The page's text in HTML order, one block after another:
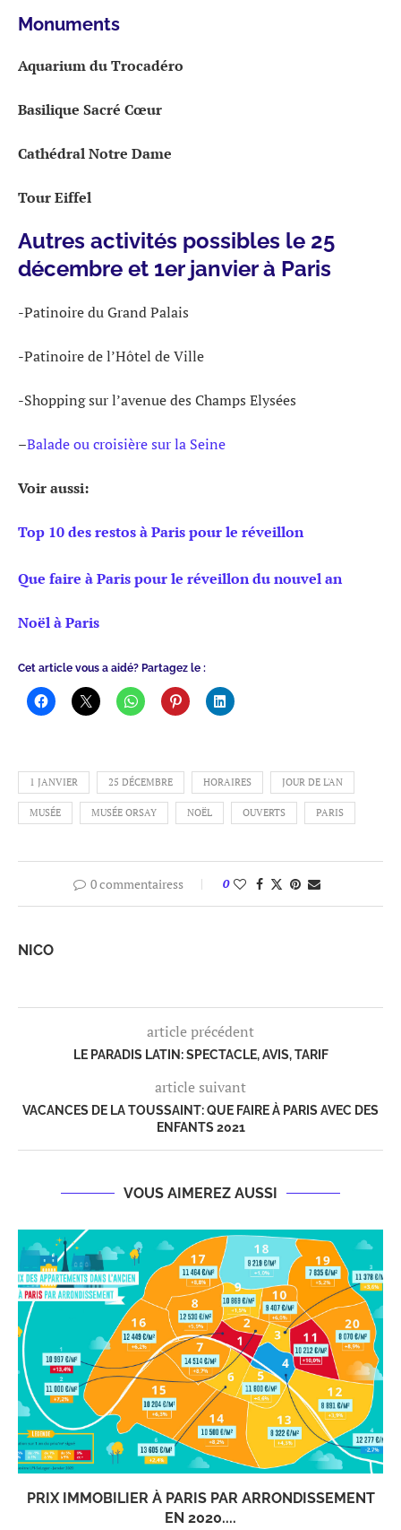
Monuments
Aquariumdu Trocadéro
Basilique Sacré Cœur
Cathédral Notre Dame
Tour Eiffel
Autres activités possibles le 25
décembre et 1er janvier à Paris
-Patinoire du Grand Palais
-Patinoire de l’Hôtel de Ville
-Shopping sur l’avenue des Champs Elysées
–Balade ou croisière sur la Seine
Voir aussi:
Top 10 des restos à Paris pour le réveillon
Que faire à Paris pour le réveillon du nouvel an
Noël à Paris
Cet article vous a aidé? Partagez le :
1 JANVIER 25 DÉCEMBRE HORAIRES JOUR DE L'AN
MUSÉE MUSÉE ORSAY NOËL OUVERTS PARIS
0 commentairess 0
NICO
article précédent
LE PARADIS LATIN: SPECTACLE, AVIS, TARIF
article suivant
VACANCES DE LA TOUSSAINT: QUE FAIRE À PARIS AVEC DES
ENFANTS 2021
VOUS AIMEREZ AUSSI
PRIX IMMOBILIER À PARIS PAR ARRONDISSEMENT
EN 2020....